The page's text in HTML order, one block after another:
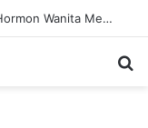
Cara Efektif Menjaga Keseimbangan Hormon Wanita Menjelang Menopause